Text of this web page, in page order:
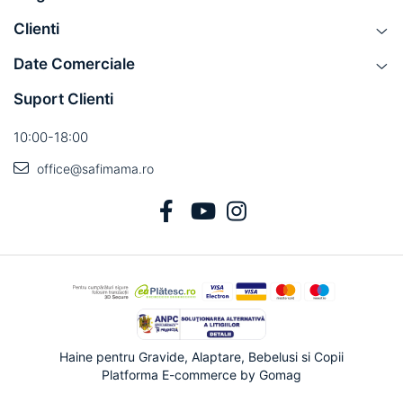
Clienti
Date Comerciale
Suport Clienti
10:00-18:00
office@safimama.ro
Haine pentru Gravide, Alaptare, Bebelusi si Copii
Platforma E-commerce by Gomag